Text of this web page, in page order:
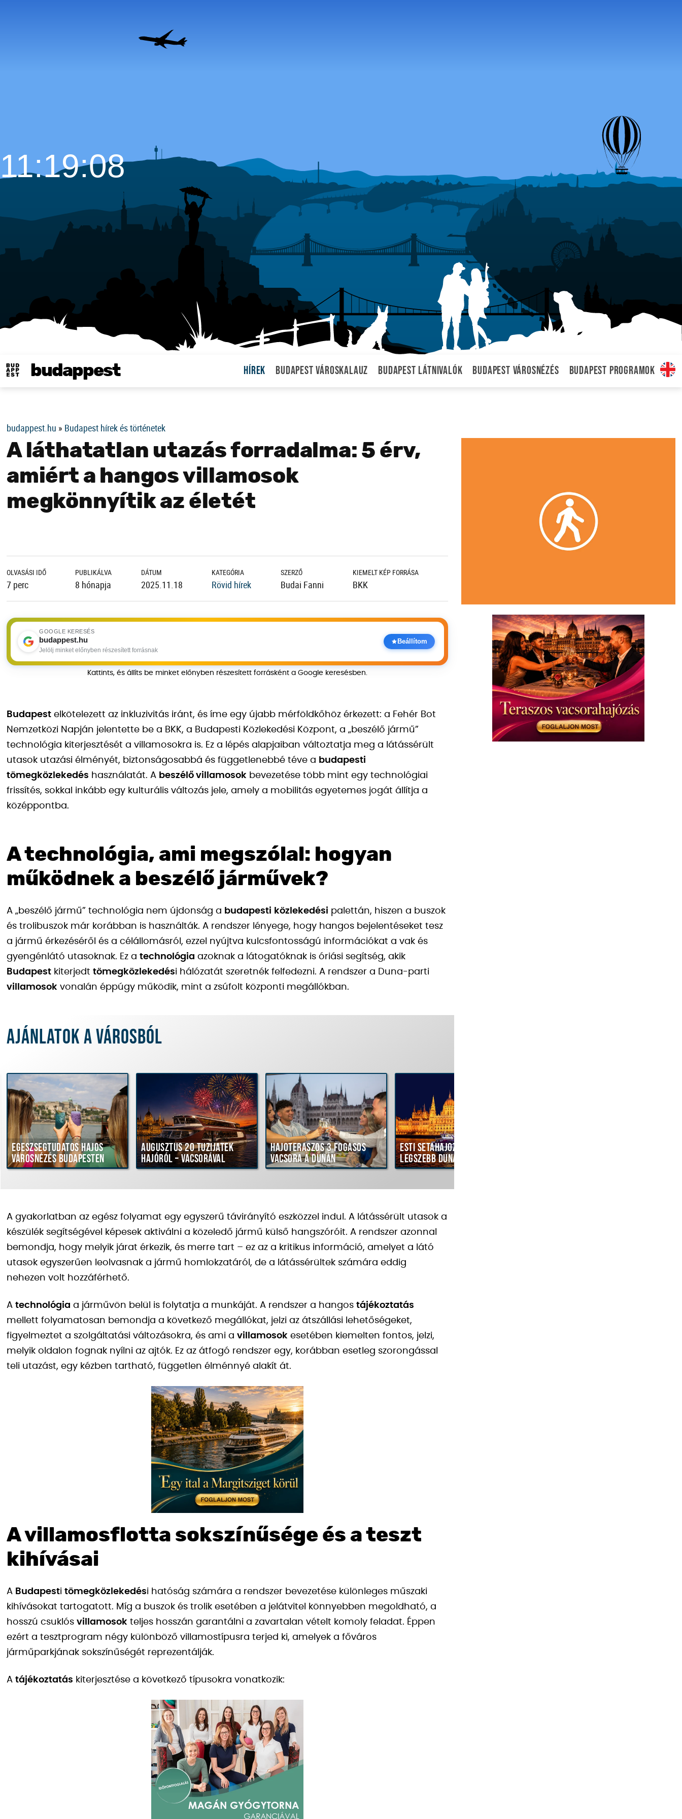
budappest Hírek Budapest városkalauz Budapest látnivalók Budapest városnézés Budapest programok
11:19:09
budappest.hu » Budapest hírek és történetek
A láthatatlan utazás forradalma: 5 érv,
amiért a hangos villamosok
megkönnyítik az életét
OLVASÁSI IDŐ
7 perc
PUBLIKÁLVA
8 hónapja
DÁTUM
2025.11.18
KATEGÓRIA
Rövid hírek
SZERZŐ
Budai Fanni
KIEMELT KÉP FORRÁSA
BKK
GOOGLE KERESÉS
budappest.hu
Jelölj minket előnyben részesített forrásnak
Beállítom
Kattints, és állíts be minket előnyben részesített forrásként a Google keresésben.
Budapest elkötelezett az inkluzivitás iránt, és íme egy újabb mérföldkőhöz érkezett: a Fehér Bot
Nemzetközi Napján jelentette be a BKK, a Budapesti Közlekedési Központ, a „beszélő jármű”
technológia kiterjesztését a villamosokra is. Ez a lépés alapjaiban változtatja meg a látássérült
utasok utazási élményét, biztonságosabbá és függetlenebbé téve a budapesti
tömegközlekedés használatát. A beszélő villamosok bevezetése több mint egy technológiai
frissítés, sokkal inkább egy kulturális változás jele, amely a mobilitás egyetemes jogát állítja a
középpontba.
A technológia, ami megszólal: hogyan
működnek a beszélő járművek?
A „beszélő jármű” technológia nem újdonság a budapesti közlekedési palettán, hiszen a buszok
és trolibuszok már korábban is használták. A rendszer lényege, hogy hangos bejelentéseket tesz
a jármű érkezéséről és a célállomásról, ezzel nyújtva kulcsfontosságú információkat a vak és
gyengénlátó utasoknak. Ez a technológia azoknak a látogatóknak is óriási segítség, akik
Budapest kiterjedt tömegközlekedési hálózatát szeretnék felfedezni. A rendszer a Duna-parti
villamosok vonalán éppúgy működik, mint a zsúfolt központi megállókban.
Ajánlatok a városból
Egészségtudatos hajós
városnézés Budapesten
Augusztus 20 tűzijáték
hajóról – vacsorával
Hajóteraszos 3 fogásos
vacsora a Dunán
Esti sétahajózás Budapest
legszebb dunai szakaszán
A gyakorlatban az egész folyamat egy egyszerű távirányító eszközzel indul. A látássérült utasok a
készülék segítségével képesek aktiválni a közeledő jármű külső hangszóróit. A rendszer azonnal
bemondja, hogy melyik járat érkezik, és merre tart – ez az a kritikus információ, amelyet a látó
utasok egyszerűen leolvasnak a jármű homlokzatáról, de a látássérültek számára eddig
nehezen volt hozzáférhető.
A technológia a járművön belül is folytatja a munkáját. A rendszer a hangos tájékoztatás
mellett folyamatosan bemondja a következő megállókat, jelzi az átszállási lehetőségeket,
figyelmeztet a szolgáltatási változásokra, és ami a villamosok esetében kiemelten fontos, jelzi,
melyik oldalon fognak nyílni az ajtók. Ez az átfogó rendszer egy, korábban esetleg szorongással
teli utazást, egy kézben tartható, független élménnyé alakít át.
A villamosflotta sokszínűsége és a teszt
kihívásai
A Budapesti tömegközlekedési hatóság számára a rendszer bevezetése különleges műszaki
kihívásokat tartogatott. Míg a buszok és trolik esetében a jelátvitel könnyebben megoldható, a
hosszú csuklós villamosok teljes hosszán garantálni a zavartalan vételt komoly feladat. Éppen
ezért a tesztprogram négy különböző villamostípusra terjed ki, amelyek a főváros
járműparkjának sokszínűségét reprezentálják.
A tájékoztatás kiterjesztése a következő típusokra vonatkozik: